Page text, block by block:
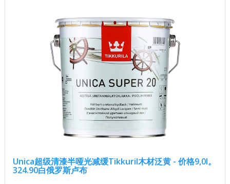
Unica超级清漆半哑光减缓Tikkuril木材泛黄 - 价格9,0l。
324.90白俄罗斯卢布